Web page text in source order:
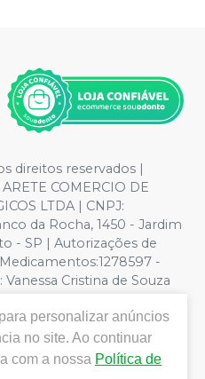
direitos reservados |
COMERCIO DE
LTDA | CNPJ:
da Rocha, 1450 - Jardim
- SP | Autorizações de
-
Cristina de Souza
Privacidade e Segurança -
- Os preços e condições
alterações. Em caso de
o valor válido é o do
por atacado, por
personalizar anúncios
no site. Ao continuar
com a nossa Política de